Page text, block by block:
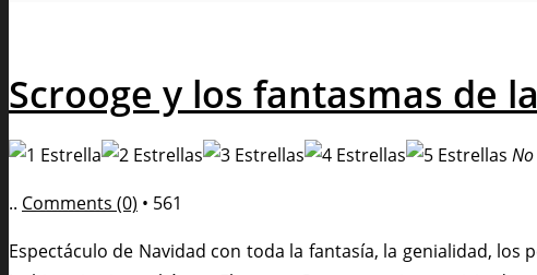
Scrooge y los fantasmas de
.. Comments (0) • 561
Espectáculo de Navidad con toda la fantasía, la genialidad,